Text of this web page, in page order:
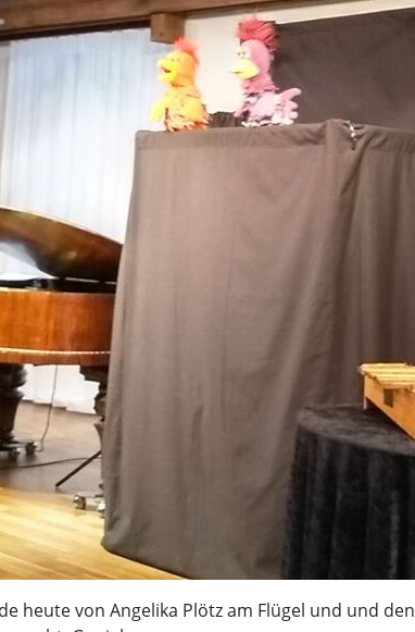
heute von Angelika Plötz am Flügel und und den